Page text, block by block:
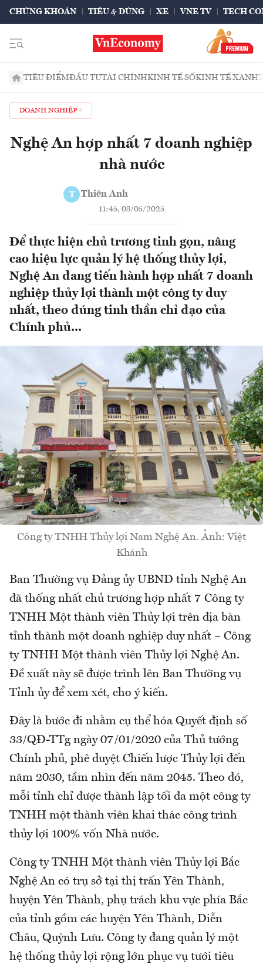
CHỨNG KHOÁN TIÊU & DÙNG XE VNE TV TECH
TIÊU ĐIỂMĐẦU TƯTÀI CHÍNHKINH TẾ SỐKINH TẾ XANH
DOANH NGHIỆP
Nghệ An hợp nhất 7 doanh nghiệp
nhà nước
T Thiên Anh
11:45, 08/05/2025
Để thực hiện chủ trương tinh gọn, nâng
cao hiệu lực quản lý hệ thống thủy lợi,
Nghệ An đang tiến hành hợp nhất 7 doanh
nghiệp thủy lợi thành một công ty duy
nhất, theo đúng tinh thần chỉ đạo của
Chính phủ...
Công ty TNHH Thủy lợi Nam Nghệ An. Ảnh: Việt
Khánh
Ban Thường vụ Đảng ủy UBND tỉnh Nghệ An
đã thống nhất chủ trương hợp nhất 7 Công ty
TNHH Một thành viên Thủy lợi trên địa bàn
tỉnh thành một doanh nghiệp duy nhất – Công
ty TNHH Một thành viên Thủy lợi Nghệ An.
Đề xuất này sẽ được trình lên Ban Thường vụ
Tỉnh ủy để xem xét, cho ý kiến.
Đây là bước đi nhằm cụ thể hóa Quyết định số
33/QĐ-TTg ngày 07/01/2020 của Thủ tướng
Chính phủ, phê duyệt Chiến lược Thủy lợi đến
năm 2030, tầm nhìn đến năm 2045. Theo đó,
mỗi tỉnh chỉ được thành lập tối đa một công ty
TNHH một thành viên khai thác công trình
thủy lợi 100% vốn Nhà nước.
Công ty TNHH Một thành viên Thủy lợi Bắc
Nghệ An có trụ sở tại thị trấn Yên Thành,
huyện Yên Thành, phụ trách khu vực phía Bắc
của tỉnh gồm các huyện Yên Thành, Diễn
Châu, Quỳnh Lưu. Công ty đang quản lý một
hệ thống thủy lợi rộng lớn phục vụ tưới tiêu